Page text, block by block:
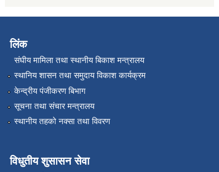
लिंक
संघीय मामिला तथा स्थानीय बिकाश मन्त्रालय
स्थानिय शासन तथा समुदाय विकाश कार्यक्रम
केन्द्रीय पंजीकरण बिभाग
सूचना तथा संचार मन्त्रालय
स्थानीय तहको नक्सा तथा विवरण
विधुतीय शुसासन सेवा